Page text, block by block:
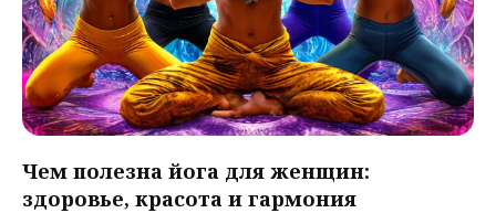
Чем полезна йога для женщин:
здоровье, красота и гармония